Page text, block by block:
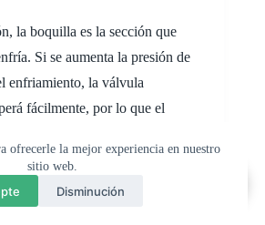
ofrecerle la mejor experiencia en nuestro
sitio web.
Disminución
la boquilla es la sección que
Si se aumenta la presión de
enfriamiento, la válvula
fácilmente, por lo que el
que el nailon fluya hacia el
una boquilla controlada.